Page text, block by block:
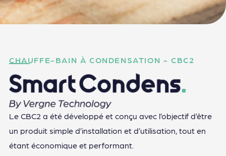
CHAUFFE-BAIN À CONDENSATION - CBC2​
Le CBC2 a été développé et conçu avec l’objectif d’être
un produit simple d’installation et d’utilisation, tout en
étant économique et performant.